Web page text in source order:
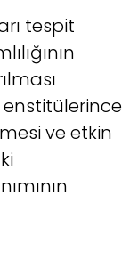
tespit
ve etkin